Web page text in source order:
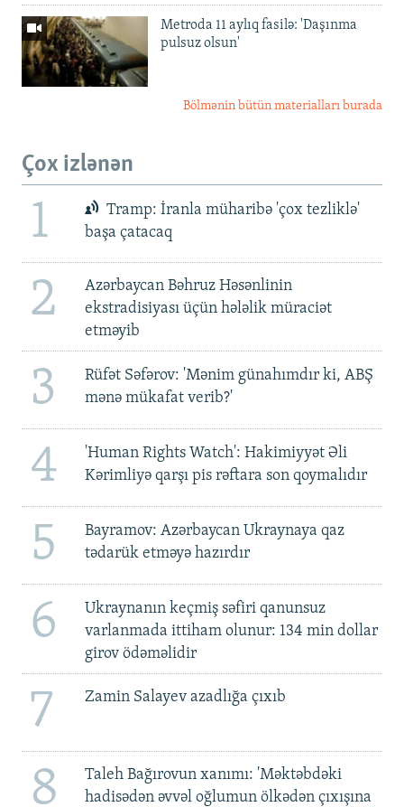
Metroda 11 aylıq fasilə: 'Daşınma
pulsuz olsun'
Bölmənin bütün materialları burada
Çox izlənən
1
Tramp: İranla müharibə 'çox tezliklə'
başa çatacaq
2
Azərbaycan Bəhruz Həsənlinin
ekstradisiyası üçün hələlik müraciət
etməyib
3
Rüfət Səfərov: 'Mənim günahımdır ki, ABŞ
mənə mükafat verib?'
4
'Human Rights Watch': Hakimiyyət Əli
Kərimliyə qarşı pis rəftara son qoymalıdır
5
Bayramov: Azərbaycan Ukraynaya qaz
tədarük etməyə hazırdır
6
Ukraynanın keçmiş səfiri qanunsuz
varlanmada ittiham olunur: 134 min dollar
girov ödəməlidir
7 Zamin Salayev azadlığa çıxıb
8
Taleh Bağırovun xanımı: 'Məktəbdəki
hadisədən əvvəl oğlumun ölkədən çıxışına